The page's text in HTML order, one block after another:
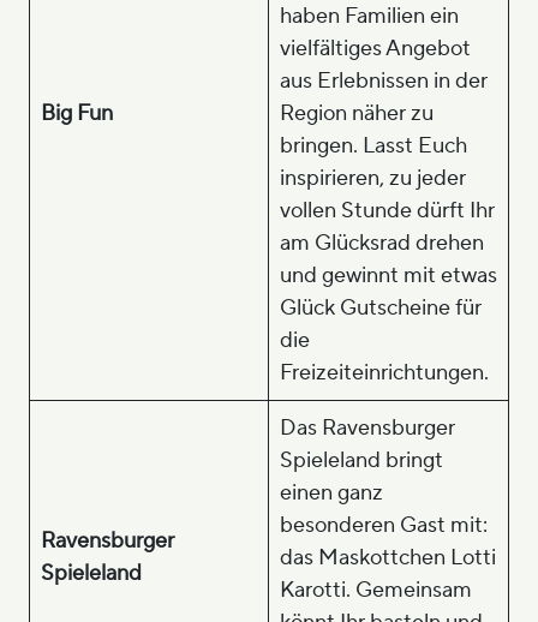
Big Fun
haben Familien ein
vielfältiges Angebot
aus Erlebnissen in der
Region näher zu
bringen. Lasst Euch
inspirieren, zu jeder
vollen Stunde dürft Ihr
am Glücksrad drehen
und gewinnt mit etwas
Glück Gutscheine für
die
Freizeiteinrichtungen.
Ravensburger
Spieleland
Das Ravensburger
Spieleland bringt
einen ganz
besonderen Gast mit:
das Maskottchen Lotti
Karotti. Gemeinsam